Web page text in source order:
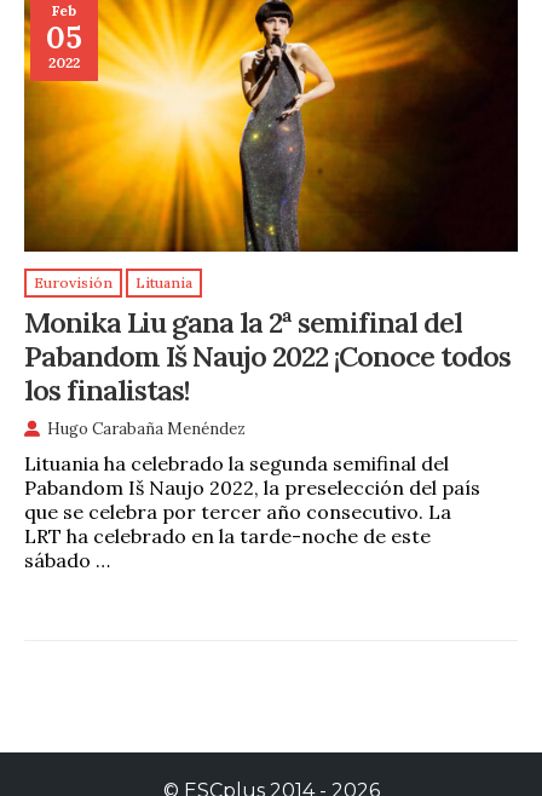
Feb
05
2022
Eurovisión Lituania
Monika Liu gana la 2ª semifinal del
Pabandom Iš Naujo 2022 ¡Conoce todos
los finalistas!
Hugo Carabaña Menéndez
Lituania ha celebrado la segunda semifinal del
Pabandom Iš Naujo 2022, la preselección del país
que se celebra por tercer año consecutivo. La
LRT ha celebrado en la tarde-noche de este
sábado …
© ESCplus2014 - 2026